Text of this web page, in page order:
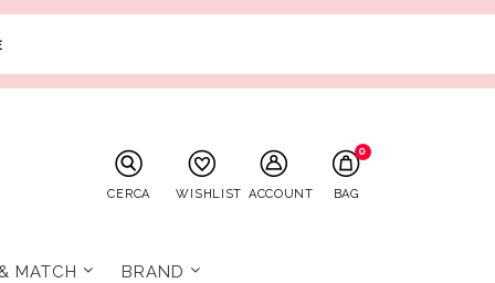
CERCA WISHLIST ACCOUNT BAG
0
MATCH BRAND